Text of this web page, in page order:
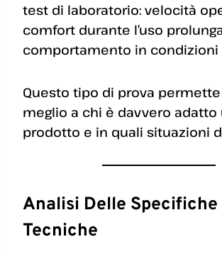
test di laboratorio: velocità
comfort durante l’uso
comportamento in condizioni
Questo tipo di prova
meglio a chi è davvero adatto
prodotto e in quali situazioni
Analisi Delle Specifiche
Tecniche